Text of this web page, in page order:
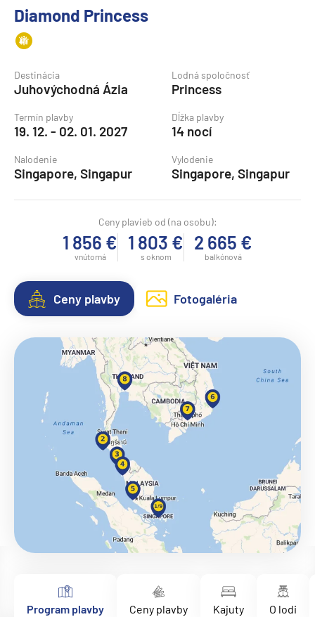
Diamond Princess
Destinácia
Juhovýchodná Ázia
Lodná spoločnosť
Princess
Termín plavby
19. 12. - 02. 01. 2027
Dĺžka plavby
14 nocí
Nalodenie
Singapore, Singapur
Vylodenie
Singapore, Singapur
Ceny plavieb od (na osobu):
1 856 €
vnútorná
1 803 €
s oknom
2 665 €
balkónová
Ceny plavby Fotogaléria
Program plavby Ceny plavby Kajuty O lodi